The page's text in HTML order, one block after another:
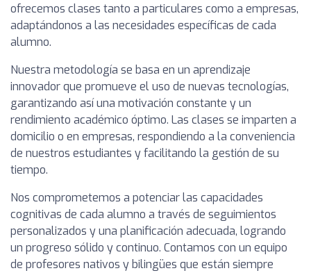
ofrecemos clases tanto a particulares como a empresas,
adaptándonos a las necesidades específicas de cada
alumno.
Nuestra metodología se basa en un aprendizaje
innovador que promueve el uso de nuevas tecnologías,
garantizando así una motivación constante y un
rendimiento académico óptimo. Las clases se imparten a
domicilio o en empresas, respondiendo a la conveniencia
de nuestros estudiantes y facilitando la gestión de su
tiempo.
Nos comprometemos a potenciar las capacidades
cognitivas de cada alumno a través de seguimientos
personalizados y una planificación adecuada, logrando
un progreso sólido y continuo. Contamos con un equipo
de profesores nativos y bilingües que están siempre